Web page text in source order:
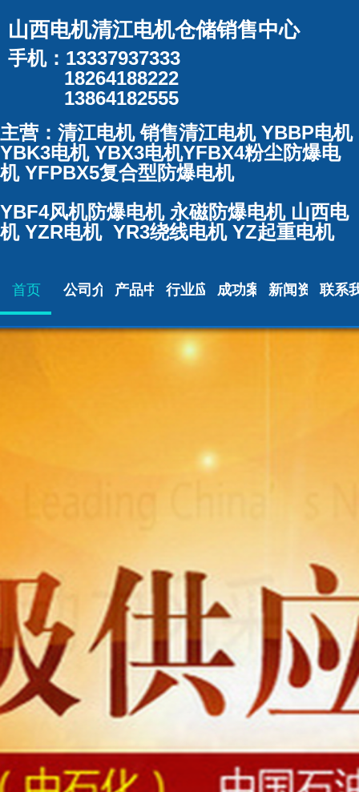
首页 公司介绍产品中心行业应用成功案例新闻资讯联系
山西电机清江电机仓储销售中心
主营：清江电机 销售清江电机 YBBP电机
YBK3电机 YBX3电机YFBX4粉尘防爆电
机 YFPBX5复合型防爆电机
YBF4风机防爆电机 永磁防爆电机 山西电
机 YZR电机 YR3绕线电机 YZ起重电机
手机：13337937333
18264188222
13864182555